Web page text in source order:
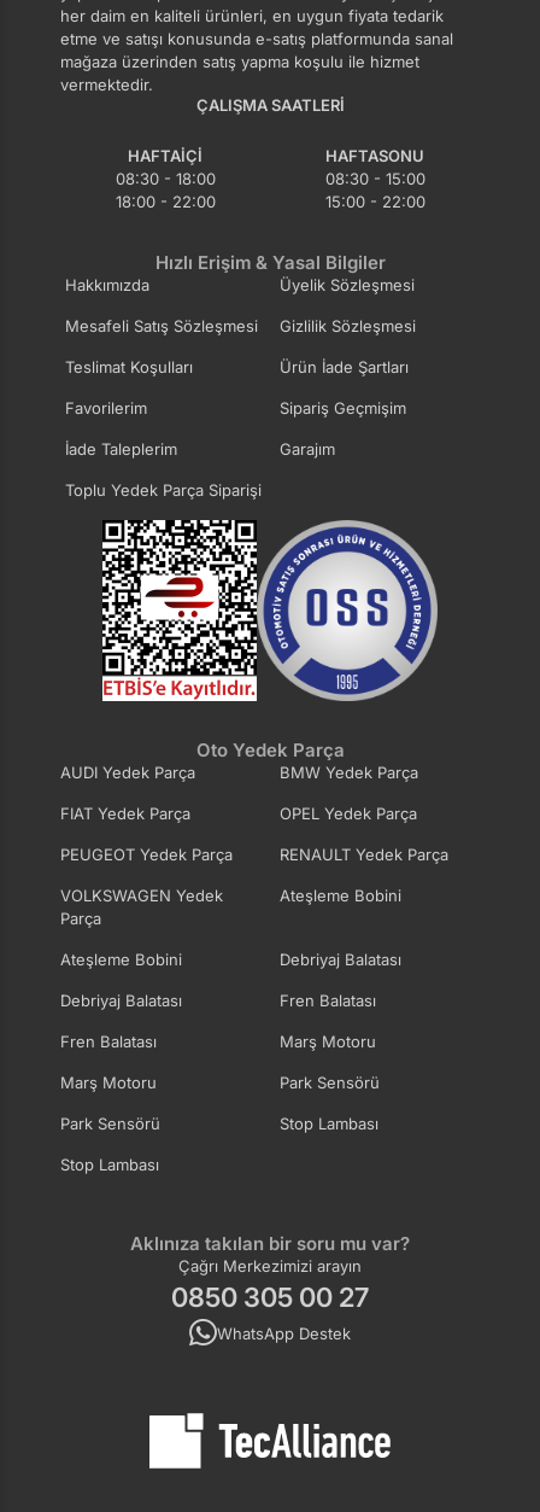
her daim en kaliteli ürünleri, en uygun fiyata tedarik
etme ve satışı konusunda e-satış platformunda sanal
mağaza üzerinden satış yapma koşulu ile hizmet
vermektedir.
ÇALIŞMA SAATLERI
HAFTAIÇI
08:30 - 18:00
18:00 - 22:00
HAFTASONU
08:30 - 15:00
15:00 - 22:00
Hızlı Erişim & Yasal Bilgiler
Hakkımızda Üyelik Sözleşmesi
Mesafeli Satış Sözleşmesi Gizlilik Sözleşmesi
Teslimat Koşulları Ürün İade Şartları
Favorilerim Sipariş Geçmişim
İade Taleplerim Garajım
Toplu Yedek Parça Siparişi
Oto Yedek Parça
AUDI Yedek Parça BMW Yedek Parça
FIAT Yedek Parça OPEL Yedek Parça
PEUGEOT Yedek Parça RENAULT Yedek Parça
VOLKSWAGEN Yedek
Parça
Ateşleme Bobini
Ateşleme Bobini Debriyaj Balatası
Debriyaj Balatası Fren Balatası
Fren Balatası Marş Motoru
Marş Motoru Park Sensörü
Park Sensörü Stop Lambası
Stop Lambası
Aklınıza takılan bir soru mu var?
Çağrı Merkezimizi arayın
0850 305 00 27
WhatsApp Destek